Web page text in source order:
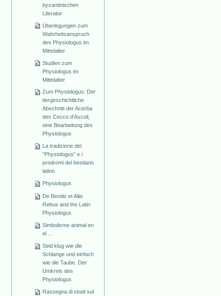
byzantinischen
Literatur
Überlegungen zum
Wahrheitsanspruch
des Physiologus im
Mittelalter
Studien zum
Physiologus im
Mittelalter
Zum Physiologus: Der
tiergeschichtliche
Abschnitt der Acerba
des Cecco d'Ascoli,
eine Bearbeitung des
Physiologus
La tradizione del
"Physiologus" e i
prodromi del bestiario
latino
Physiologus
De Bestiis et Aliis
Rebus and the Latin
Physiologus
Simbolisme animal en
el ...
Seid klug wie die
Schlange und einfach
wie die Taube. Der
Umkreis des
Physiologus
Rassegna di studi sul